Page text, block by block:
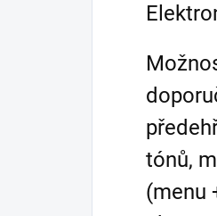
tónů,
(menu